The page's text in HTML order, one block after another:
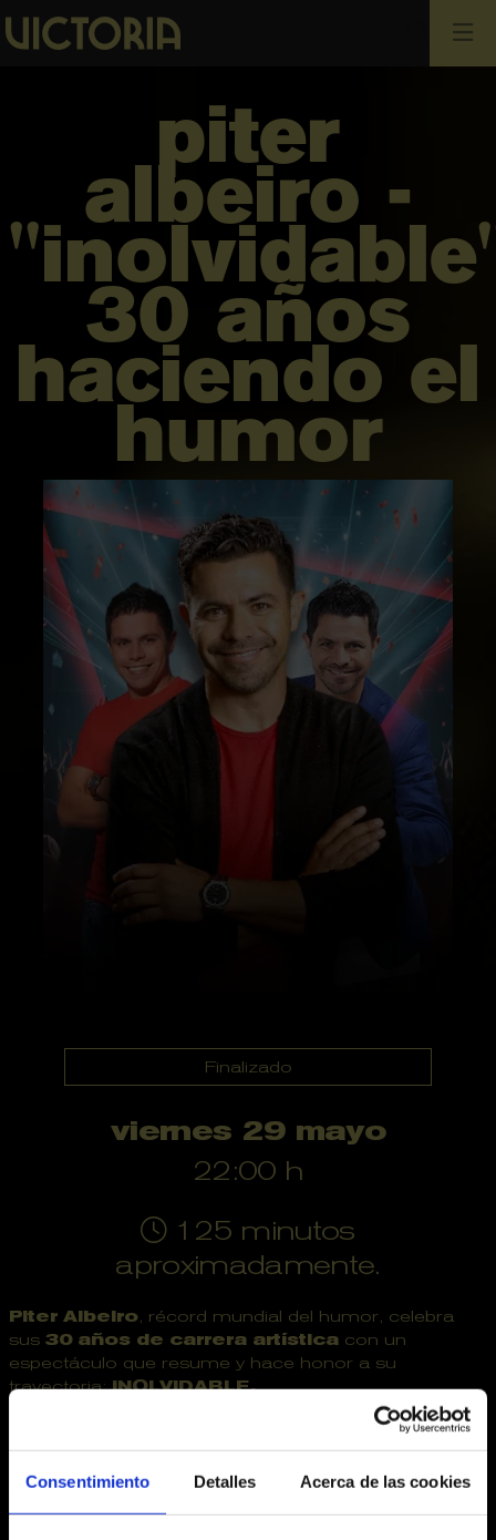
Consentimiento Detalles Acerca de las cookies
piter
albeiro -
30 años
haciendo el
humor
Finalizado
viernes 29 mayo
22:00 h
125 minutos
aproximadamente.
Piter Albeiro, récord mundial del humor, celebra
sus30 años de carrera artística con un
espectáculo que resume y hace honor a su
trayectoria:INOLVIDABLE.
Con su estilo único y su talento para convertir
cualquier anécdota en un momento épico, presenta
un show totalmente nuevo que reúne los chistes más
los comediantes más reconocidos de Latinoamérica